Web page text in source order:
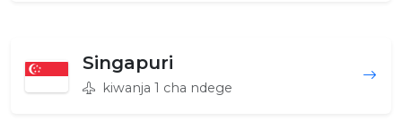
Singapuri
kiwanja 1 cha ndege